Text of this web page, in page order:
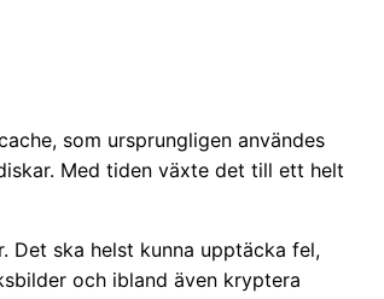
som ursprungligen användes
Med tiden växte det till ett helt
Det ska helst kunna upptäcka fel,
och ibland även kryptera